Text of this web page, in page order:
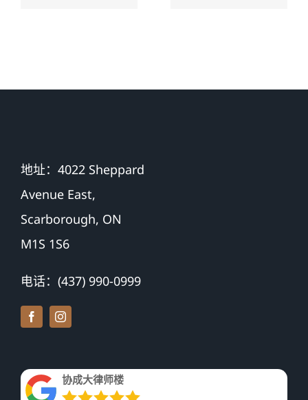
地址：4022 Sheppard
Avenue East,
Scarborough, ON
M1S 1S6
电话：(437) 990-0999
协成大律师楼